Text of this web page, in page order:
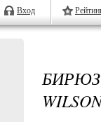
Вход